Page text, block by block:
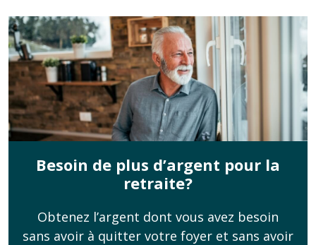
Besoin de plus d’argent pour la
retraite?
Obtenez l’argent dont vous avez besoin
sans avoir à quitter votre foyer et sans avoir